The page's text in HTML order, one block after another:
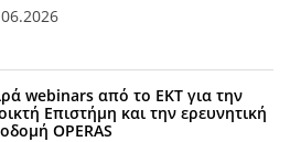
webinars από το ΕΚΤ για την
Επιστήμη και την ερευνητική
OPERAS